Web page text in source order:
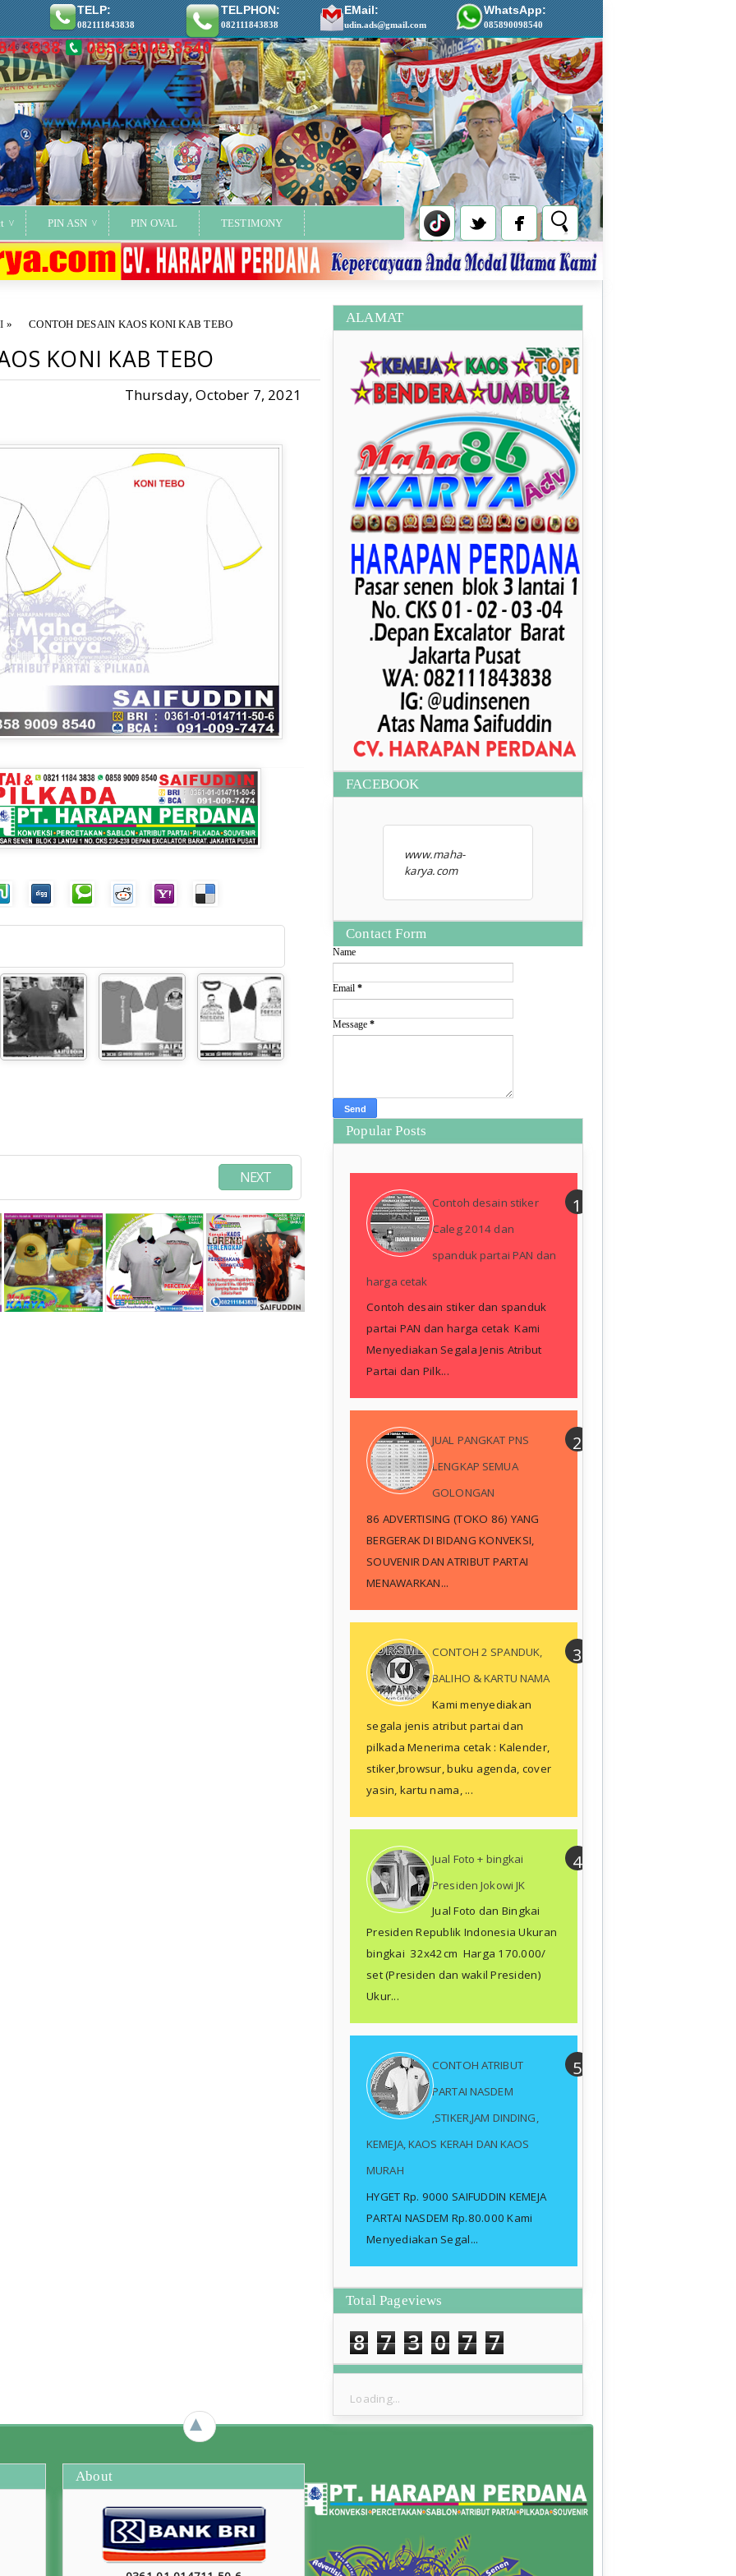
PIN ASN PIN OVAL TESTIMONY
TELP:
082111843838
TELPHON:
082111843838
EMail:
udin.ads@gmail.com
WhatsApp:
085890098540
» CONTOH DESAIN KAOS KONI KAB TEBO
KONI KAB TEBO
Thursday, October 7, 2021
NEXT
ALAMAT
FACEBOOK
www.maha-
karya.com
Contact Form
Name
Email *
Message *
Popular Posts
Contoh desain stiker
Caleg 2014 dan
spanduk partai PAN dan
harga cetak
Contoh desain stiker dan spanduk
partai PAN dan harga cetak Kami
Menyediakan Segala Jenis Atribut
Partai dan Pilk...
JUAL PANGKAT PNS
LENGKAP SEMUA
GOLONGAN
86 ADVERTISING (TOKO 86) YANG
BERGERAK DI BIDANG KONVEKSI,
SOUVENIR DAN ATRIBUT PARTAI
MENAWARKAN...
CONTOH 2 SPANDUK,
BALIHO & KARTU NAMA
Kami menyediakan
segala jenis atribut partai dan
pilkada Menerima cetak : Kalender,
stiker,browsur, buku agenda, cover
yasin, kartu nama, ...
Jual Foto + bingkai
Presiden Jokowi JK
Jual Foto dan Bingkai
Presiden Republik Indonesia Ukuran
bingkai 32x42cm Harga 170.000/
set (Presiden dan wakil Presiden)
Ukur...
CONTOH ATRIBUT
PARTAI NASDEM
,STIKER,JAM DINDING,
KEMEJA, KAOS KERAH DAN KAOS
MURAH
HYGET Rp. 9000 SAIFUDDIN KEMEJA
PARTAI NASDEM Rp.80.000 Kami
Menyediakan Segal...
Total Pageviews
8 7 3 0 7 7
Loading...
►
About